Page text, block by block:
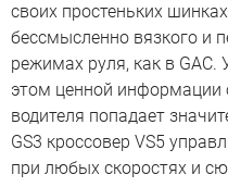
своих простеньких
бессмысленно вязкого и
режимах руля, как в GAC.
этом ценной информации
водителя попадает
GS3 кроссовер VS5
при любых скоростях и